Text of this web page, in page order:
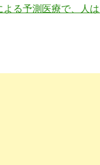
よる予測医療で、人